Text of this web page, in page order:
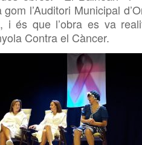
gom l’Auditori Municipal
i és que l’obra es va
Contra el Càncer.